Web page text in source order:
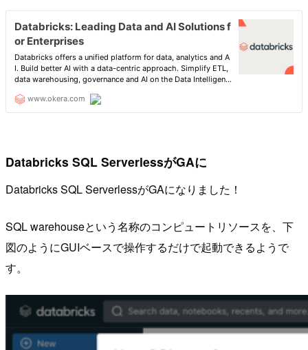
Databricks SQL ServerlessがGAに
Databricks SQL ServerlessがGAになりました！
SQL warehouseという名称のコンピュートリソースを、下
図のようにGUIベースで操作するだけで起動できるようで
す。